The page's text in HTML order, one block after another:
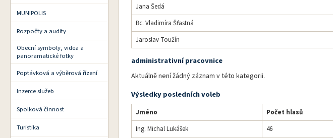
MUNIPOLIS
Rozpočty a audity
Obecní symboly, videa a
panoramatické fotky
Poptávková a výběrová řízení
Inzerce služeb
Spolková činnost
Turistika
Jana Šedá
Bc. Vladimíra Šťastná
Jaroslav Toužín
administrativní pracovnice
Aktuálně není žádný záznam v této kategorii.
Výsledky posledních voleb
Jméno
Počet hlasů
Ing. Michal Lukášek
46